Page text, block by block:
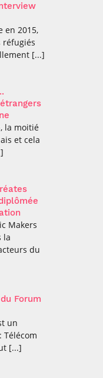
en 2015,
réfugiés
[...]
la moitié
et cela
Makers
la
du
Forum
un
Télécom
[...]